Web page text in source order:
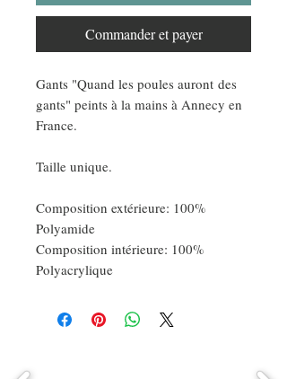
Commander et payer
Gants "Quand les poules auront des
gants" peints à la mains à Annecy en
France.
Taille unique.
Composition extérieure: 100%
Polyamide
Composition intérieure: 100%
Polyacrylique